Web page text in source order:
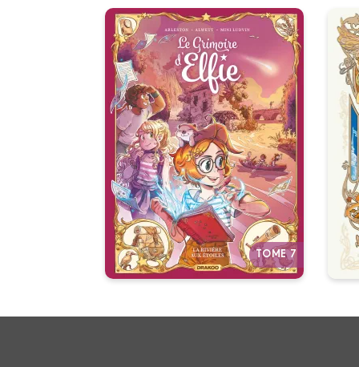
TOME 7
Le Grimoire d'Elfie
Vol. 07 - Histoire
Complète
Date de parution :
28/10/2026
Une aventure où le plus puissant
des pouvoirs se révèle être celui
de l'imagination.
Autres tomes